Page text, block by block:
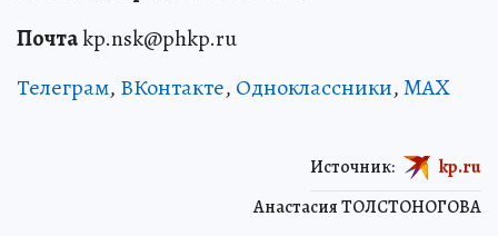
Почтаkp.nsk@phkp.ru
Телеграм, ВКонтакте, Одноклассники,MAX
Анастасия ТОЛСТОНОГОВА
Источник: kp.ru